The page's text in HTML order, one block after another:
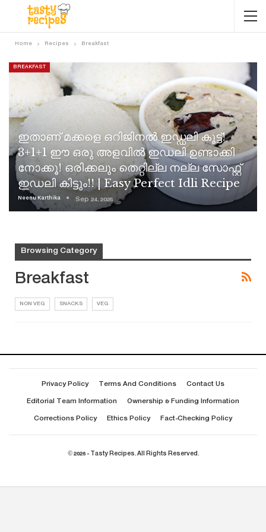
Home Recipes Breakfast
BREAKFAST
ഇതാണ് മക്കളെ ഒറിജിനൽ ഇഡ്ഡലി കൂട്ട്!
3+1+1 ഈ ഒരു അളവിൽ ഇഡലി ഉണ്ടാക്കി
നോക്കൂ! ഒരിക്കലും തെറ്റില്ല നല്ല സോഫ്റ്റ്
ഇഡലി കിട്ടും!! | Easy Perfect Idli Recipe
Neenu Karthika Sep 24, 2025
Browsing Category
Breakfast
NON VEG SNACKS VEG
Privacy Policy Terms And Conditions Contact Us
Editorial Team Information Ownership & Funding Information
Corrections Policy Ethics Policy Fact-Checking Policy
© 2026 - Tasty Recipes. All Rights Reserved.